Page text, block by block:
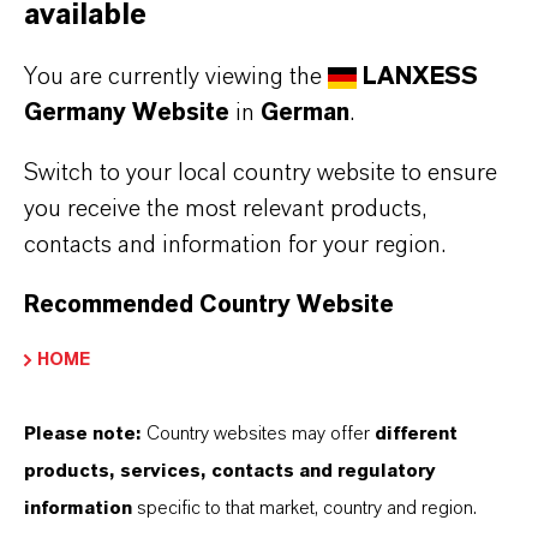
Hydrolysebeständigkeit erforderlich.
Zellige PUR-Elastomere auf Polyester-Basis
werden auf Grund ihrer
Fahrwerkbereich bei nahezu allen
Kraftfahrzeugklassen als zusätzliche Feder-
Dämpfer-Elemente verwendet. Um ein
vorzeitiges Versagen dieser Bauteile durch
eingesetzt, wodurch sich die Lebensdauer der
Technisch besser und
available
You are currently viewing the
LANXESS
Germany Website in German.
Switch to your local country website to ensure
you receive the most relevant products,
contacts and information for your region.
Recommended Country Website
HOME
Please note: Country websites may offer different
products, services, contacts and regulatory
information specific to that market, country and region.